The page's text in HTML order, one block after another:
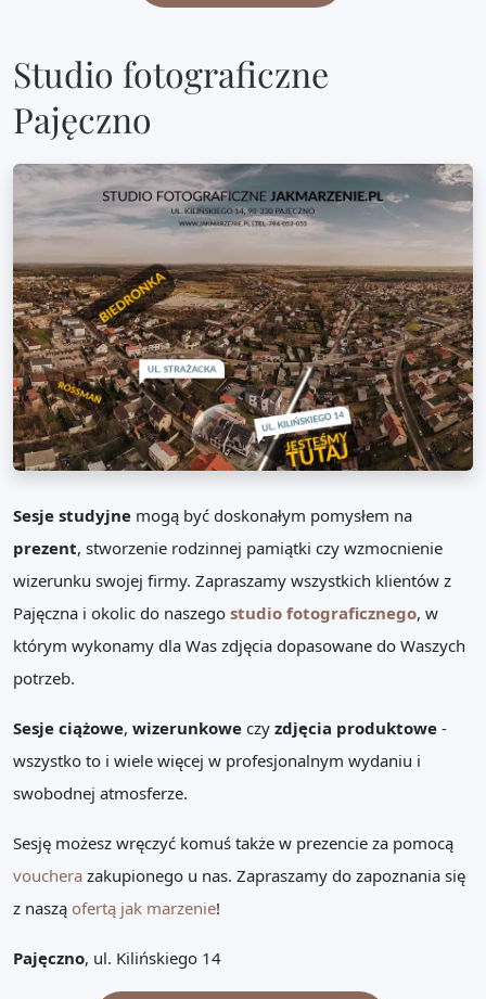
Studio fotograficzne
Pajęczno
Sesje studyjne mogą być doskonałym pomysłem na
prezent, stworzenie rodzinnej pamiątki czy wzmocnienie
wizerunku swojej firmy. Zapraszamy wszystkich klientów z
Pajęczna i okolic do naszego studio fotograficznego, w
którym wykonamy dla Was zdjęcia dopasowane do Waszych
potrzeb.
Sesje ciążowe, wizerunkowe czy zdjęcia produktowe -
wszystko to i wiele więcej w profesjonalnym wydaniu i
swobodnej atmosferze.
Sesję możesz wręczyć komuś także w prezencie za pomocą
vouchera zakupionego u nas. Zapraszamy do zapoznania się
z naszą ofertą jak marzenie!
Pajęczno, ul. Kilińskiego 14